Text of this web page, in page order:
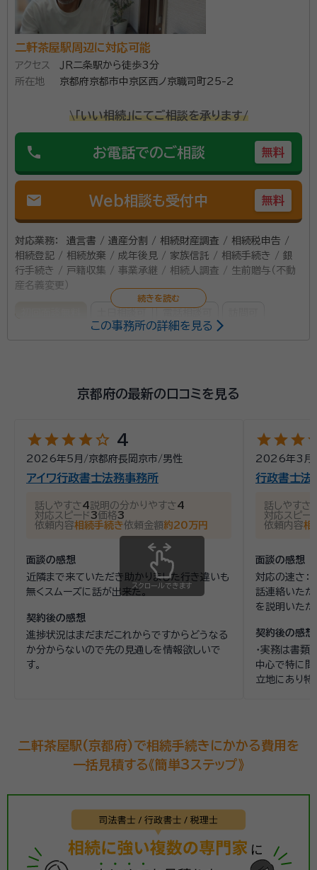
ある方はぜひお気軽にご相談ください。
二軒茶屋駅周辺に対応可能
アクセス
ＪＲ二条駅から徒歩3分
所在地
京都府京都市中京区西ノ京職司町25-2
\「いい相続」にてご相談を承ります/
phone お電話でのご相談 無料
mail Web相談も受付中 無料
対応業務：
遺言書 / 遺産分割 / 相続財産調査 / 相続税申告 /
相続登記 / 相続放棄 / 成年後見 / 家族信託 / 相続手続き / 銀
行手続き / 戸籍収集 / 事業承継 / 相続人調査 / 生前贈与（不動
産名義変更）
柏木行政書士
柏木行政書士事務所 代表行政書士（2021年6月
害保険ジャパン株式会社在籍（1986～2019年）
成人から相続まで、何でもご相談ください。 じっくりと
の道をご案内いたします。
行政書士、ファイナンシャルプランナー、身元保証相談士、
国際行政書士（申請取次士）
所属団体：京都府行政書士会、一般社団法人身元保証相談士協会、
一般社団法人いきいきライフ協会平安、一般社団法人和
文化推進協会、一般社団法人ビューティフルエージング
この事務所の詳細を見る
京都府の最新の口コミを見る
starstarstarstarstar_outline 4
2026年5月 /京都府長岡京市/男性
アイワ行政書士法務事務所
話しやすさ4説明の分かりやすさ4
対応スピード3価格3
依頼内容相続手続き依頼金額約20万円
面談の感想
近隣まで来ていただき助かりました行き違いも
無くスムーズに話が出来た。
契約後の感想
進捗状況はまだまだこれからですからどうなる
か分からないので先の見通しを情報欲しいで
す。
starstarstar
2026年3月
行政書士法
話しやすさ
対応スピー
依頼内容相
面談の感想
対応の速さ：
話連絡いただ
を説明いた
事務所で面
人間性が信頼
契約後の感想
・実務は書類
中心で特に問
立地にあり
スクロールできます
二軒茶屋駅(京都府)で相続手続きにかかる費用を
一括見積する《簡単3ステップ》